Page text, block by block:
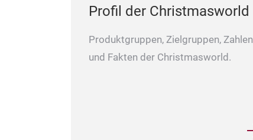
Profil der Christmasworld
Produktgruppen, Zielgruppen, Zahlen
und Fakten der Christmasworld.